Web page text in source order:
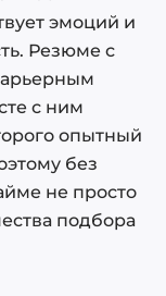
эмоций и
Резюме с
с ним
опытный
без
не просто
подбора